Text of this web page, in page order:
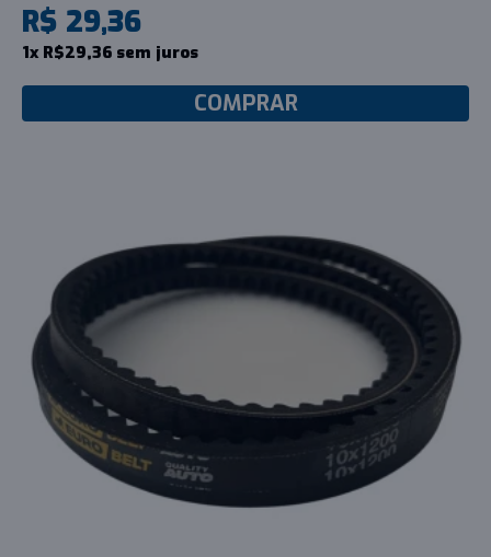
R$ 29,36
1x R$29,36 sem juros
COMPRAR